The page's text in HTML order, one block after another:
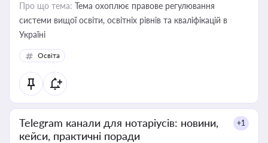
Про що тема: Тема охоплює правове регулювання
системи вищої освіти, освітніх рівнів та кваліфікацій в
Україні
Освіта
Telegram канали для нотаріусів: новини,
кейси, практичні поради
+1